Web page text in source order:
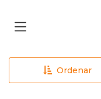
Ordenar